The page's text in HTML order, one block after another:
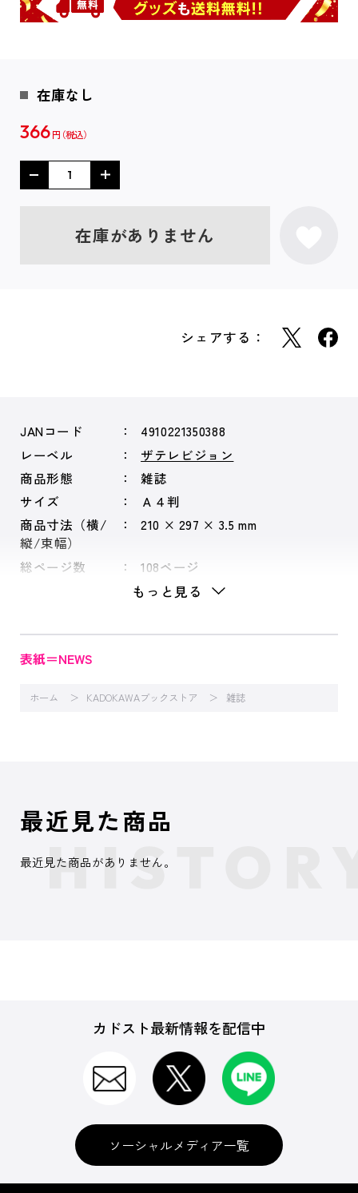
在庫なし
366 円
在庫がありません
シェアする：
JANコード
4910221350388
レーベル
ザテレビジョン
商品形態
雑誌
サイズ
Ａ４判
商品寸法（横/
縦/束幅）
210 × 297 × 3.5 mm
総ページ数 108ページ
もっと見る
表紙＝NEWS
ホーム KADOKAWAブックストア 雑誌
最近見た商品
最近見た商品がありません。
カドスト最新情報を配信中
ソーシャルメディア一覧